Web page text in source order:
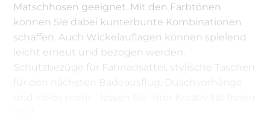
Matschhosen geeignet. Mit den Farbtönen
können Sie dabei kunterbunte Kombinationen
schaffen. Auch Wickelauflagen können spielend
leicht erneut und bezogen werden.
Schutzbezüge für Fahrradsattel, stylische Taschen